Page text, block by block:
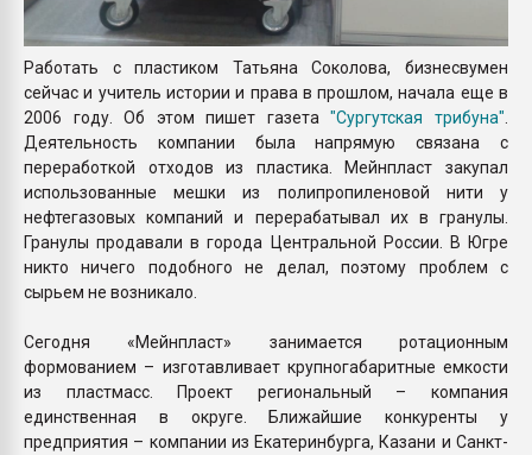
Работать с пластиком Татьяна Соколова, бизнесвумен
сейчас и учитель истории и права в прошлом, начала еще в
2006 году. Об этом пишет газета"Сургутская трибуна"
Деятельность компании была напрямую связана с
переработкой отходов из пластика. Мейнпласт закупал
использованные мешки из полипропиленовой нити у
нефтегазовых компаний и перерабатывал их в гранулы.
Гранулы продавали в города Центральной России. В Югре
никто ничего подобного не делал, поэтому проблем с
сырьем не возникало.
Сегодня «Мейнпласт» занимается ротационным
формованием – изготавливает крупногабаритные емкости
из пластмасс. Проект региональный – компания
единственная в округе. Ближайшие конкуренты у
предприятия – компании из Екатеринбурга, Казани и Санкт-